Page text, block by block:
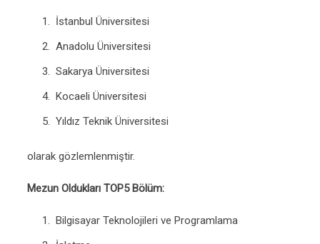
İstanbul Üniversitesi
Anadolu Üniversitesi
Sakarya Üniversitesi
Kocaeli Üniversitesi
Yıldız Teknik Üniversitesi
olarak gözlemlenmiştir.
Mezun Oldukları TOP5 Bölüm:
Bilgisayar Teknolojileri ve Programlama